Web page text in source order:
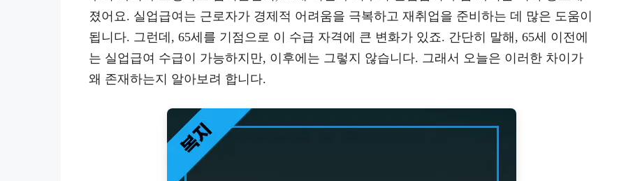
a
m
er oo
k
졌어요. 실업급여는 근로자가 경제적 어려움을 극복하고 재취업을 준비하는 데 많은 도움이
됩니다. 그런데, 65세를 기점으로 이 수급 자격에 큰 변화가 있죠. 간단히 말해, 65세 이전에
는 실업급여 수급이 가능하지만, 이후에는 그렇지 않습니다. 그래서 오늘은 이러한 차이가
왜 존재하는지 알아보려 합니다.